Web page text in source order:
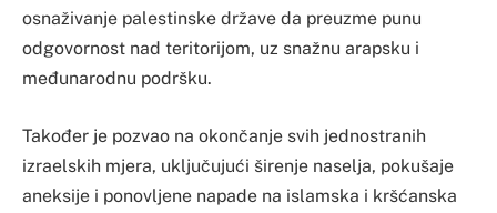
osnaživanje palestinske države da preuzme punu
odgovornost nad teritorijom, uz snažnu arapsku i
međunarodnu podršku.
Također je pozvao na okončanje svih jednostranih
izraelskih mjera, uključujući širenje naselja, pokušaje
aneksije i ponovljene napade na islamska i kršćanska